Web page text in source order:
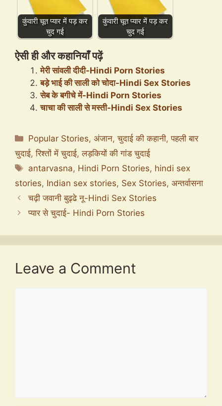
कुंवारी चूत प्यार में पड़ कर
चुद गई
कुंवारी चूत प्यार में पड़ कर
चुद गई
ऐसी ही और कहानियाँ पढ़ें
मेरी सांवली दीदी-Hindi Porn Stories
बड़े भाई की साली को चोदा-Hindi Sex Stories
सेब के बगीचे में-Hindi Porn Stories
चाचा की साली से मस्ती-Hindi Sex Stories
Categories
Popular Stories,अंजान,चुदाई की कहानी,पहली बार
चुदाई,रिश्तों में चुदाई,लड़कियों की गांड चुदाई
Tags
antarvasna, Hindi Porn Stories, hindi sex
stories, Indian sex stories, Sex Stories, अन्तर्वासना
चढ़ी जवानी बुढ्ढे नू-Hindi Sex Stories
प्यार से चुदाई- Hindi Porn Stories
Leave a Comment